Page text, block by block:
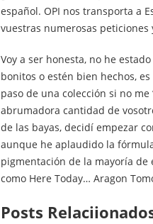
español. OPI nos transporta a
vuestras numerosas
Voy a ser honesta, no he
bonitos o estén bien hechos,
paso de una colección si no
abrumadora cantidad de
de las bayas, decidí empezar
aunque he aplaudido la
pigmentación de la mayoría
como Here Today… Aragon
Posts